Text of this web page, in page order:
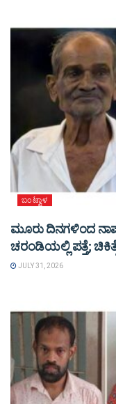
ಬಂಟ್ವಾಳ
ಮೂರು ದಿನಗಳಿಂದ
ಚರಂಡಿಯಲ್ಲಿ ಪತ್ತೆ;
JULY 31, 2026